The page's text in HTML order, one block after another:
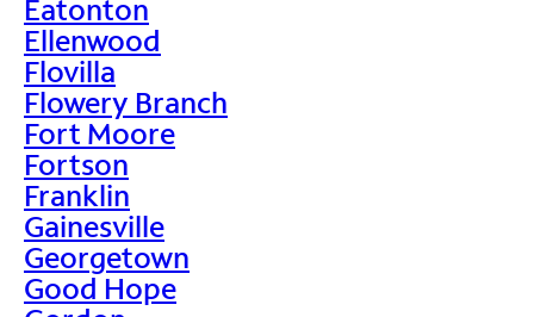
Eatonton
Ellenwood
Flovilla
Flowery Branch
Fort Moore
Fortson
Franklin
Gainesville
Georgetown
Good Hope